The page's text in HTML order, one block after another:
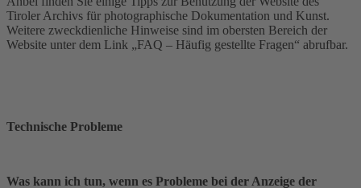
Tiroler Archivs für photographische Dokumentation und Kunst.
Weitere zweckdienliche Hinweise sind im obersten Bereich der
Website unter dem Link „FAQ – Häufig gestellte Fragen“ abrufbar.
Technische Probleme
Was kann ich tun, wenn es Probleme bei der Anzeige der